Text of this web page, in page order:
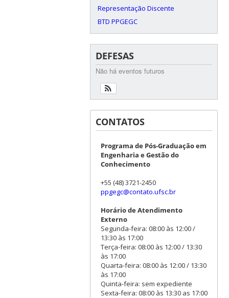
Representação Discente
BTD PPGEGC
DEFESAS
Não há eventos futuros
CONTATOS
Programa de Pós-Graduação em
Engenharia e Gestão do
Conhecimento
+55 (48) 3721-2450
ppgegc@contato.ufsc.br
Horário de Atendimento
Externo
Segunda-feira: 08:00 às 12:00 /
13:30 às 17:00
Terça-feira: 08:00 às 12:00 / 13:30
às 17:00
Quarta-feira: 08:00 às 12:00 / 13:30
às 17:00
Quinta-feira: sem expediente
Sexta-feira: 08:00 às 13:30 as 17:00